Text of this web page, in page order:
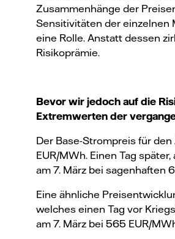
Zusammenhänge der
Sensitivitäten der einzelnen
eine Rolle. Anstatt dessen
Risikoprämie.
Bevor wir jedoch auf die
Extremwerten der
Der Base-Strompreis für
EUR/MWh. Einen Tag
am 7. März bei sagenhaften
Eine ähnliche
welches einen Tag vor
am 7. März bei 565 EUR/